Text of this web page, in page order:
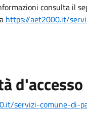
consulta il
https://aet2000.it/
d'accesso
servizi-comune-di-